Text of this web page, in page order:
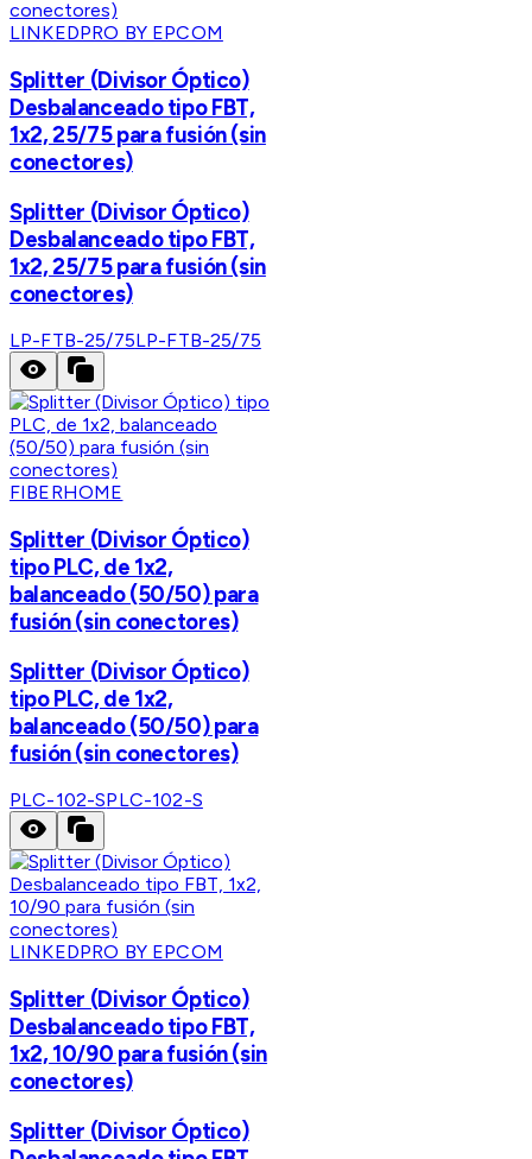
LINKEDPRO BY EPCOM
Splitter (Divisor Óptico)
Desbalanceado tipo FBT,
1x2, 25/75 para fusión (sin
conectores)
Splitter (Divisor Óptico)
Desbalanceado tipo FBT,
1x2, 25/75 para fusión (sin
conectores)
LP-FTB-25/75LP-FTB-25/75
FIBERHOME
Splitter (Divisor Óptico)
tipo PLC, de 1x2,
balanceado (50/50) para
fusión (sin conectores)
Splitter (Divisor Óptico)
tipo PLC, de 1x2,
balanceado (50/50) para
fusión (sin conectores)
PLC-102-SPLC-102-S
LINKEDPRO BY EPCOM
Splitter (Divisor Óptico)
Desbalanceado tipo FBT,
1x2, 10/90 para fusión (sin
conectores)
Splitter (Divisor Óptico)